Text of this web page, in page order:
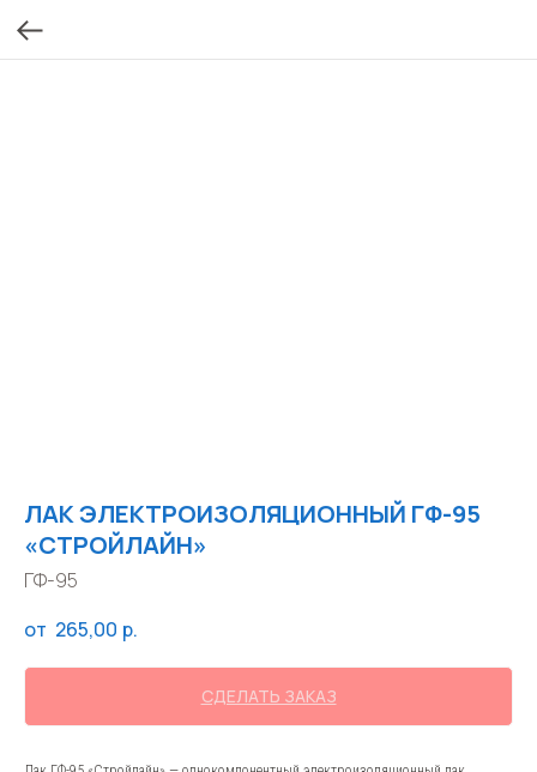
ЛАК ЭЛЕКТРОИЗОЛЯЦИОННЫЙ ГФ-95
«СТРОЙЛАЙН»
ГФ-95
265,00 р.
СДЕЛАТЬ ЗАКАЗ